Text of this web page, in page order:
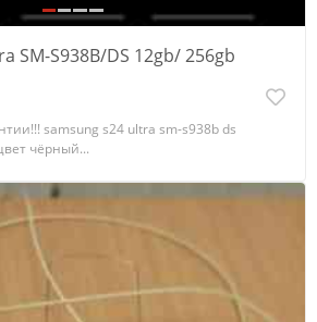
SM-S938B/DS 12gb/ 256gb
samsung s24 ultra sm-s938b ds
чёрный...